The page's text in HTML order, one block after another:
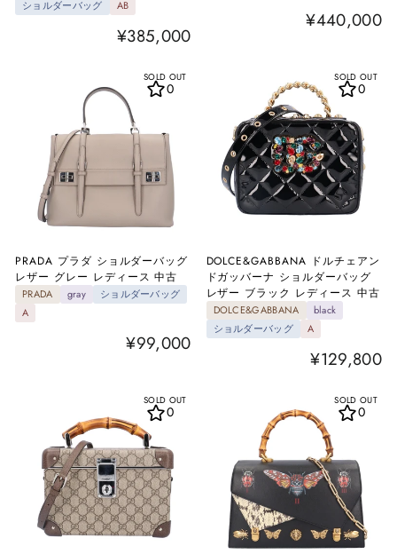
ショルダーバッグ
AB
¥385,000
¥440,000
SOLD OUT
PRADA プラダ ショルダーバッグ
レザー グレー レディース 中古
PRADA gray
ショルダーバッグ
A
¥99,000
0
SOLD OUT
DOLCE&GABBANA ドルチェアン
ドガッバーナ ショルダーバッグ
レザー ブラック レディース 中古
DOLCE&GABBANA
black
ショルダーバッグ
A
¥129,800
0
SOLD OUT
0
SOLD OUT
0